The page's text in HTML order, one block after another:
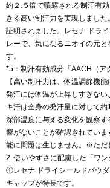
約２.５倍で噴霧される制汗有
きる高い制汗力を実現しまし
証明されました。レセナ ドラ
レーで、気になるニオイの元
す。
*5：制汗有効成分「AACH（ア
【高い制汗力は、体温調節機能
発汗には体温が上昇しすぎな
キ汗は全身の発汗量に対して
深部温度に与える変化を観察
響がないことが確認されてい
能に問題は生じません。※ただ
2. 使いやすさに配慮した「ワン
①レセナ ドライシールドパウ
キャップが特長です。